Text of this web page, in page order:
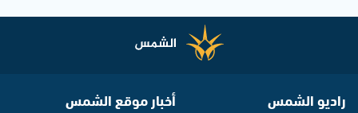
راديو الشمس أخبار موقع الشمس